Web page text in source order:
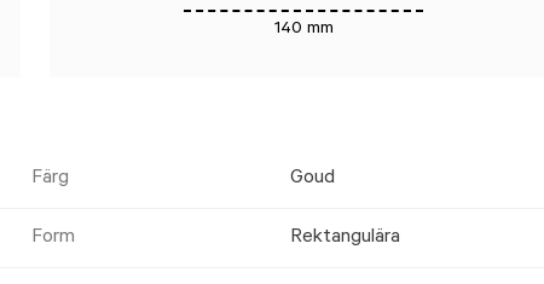
140 mm
Färg Goud
Form Rektangulära